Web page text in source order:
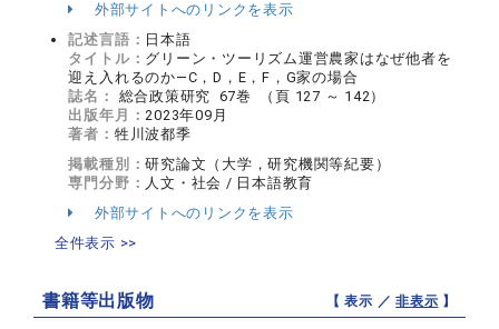
外部サイトへのリンクを表示
記述言語： 日本語
タイトル： グリーン・ツーリズム運営農家はなぜ他者を
迎え入れるのか―C，D，E，F，G家の場合
誌名：
総合政策研究 67巻 （頁 127 ～ 142）
出版年月：2023年09月
著者： 牲川波都季
掲載種別：研究論文（大学，研究機関等紀要）
専門分野： 人文・社会 / 日本語教育
外部サイトへのリンクを表示
全件表示 >>
書籍等出版物 【 表示 ／非表示 】